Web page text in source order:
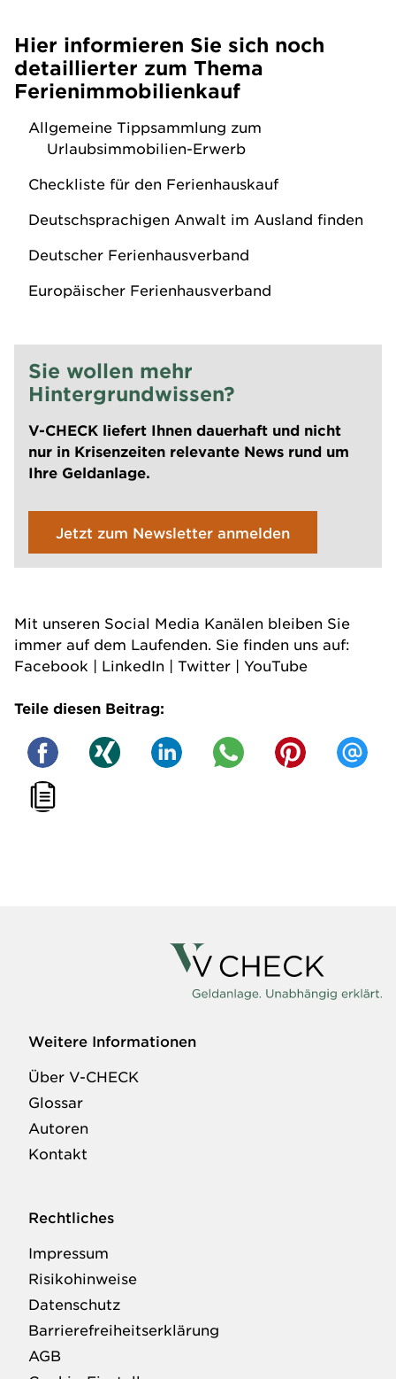
Hier informieren Sie sich noch
detaillierter zum Thema
Ferienimmobilienkauf
Allgemeine Tippsammlung zum
Urlaubsimmobilien-Erwerb
Checkliste für den Ferienhauskauf
Deutschsprachigen Anwalt im Ausland finden
Deutscher Ferienhausverband
Europäischer Ferienhausverband
Sie wollen mehr
Hintergrundwissen?
V-CHECK liefert Ihnen dauerhaft und nicht
nur in Krisenzeiten relevante News rund um
Ihre Geldanlage.
Jetzt zum Newsletter anmelden
Mit unseren Social Media Kanälen bleiben Sie
immer auf dem Laufenden. Sie finden uns auf:
Facebook | LinkedIn | Twitter | YouTube
Teile diesen Beitrag:
Weitere Informationen
Über V-CHECK
Glossar
Autoren
Kontakt
Rechtliches
Impressum
Risikohinweise
Datenschutz
Barrierefreiheitserklärung
AGB